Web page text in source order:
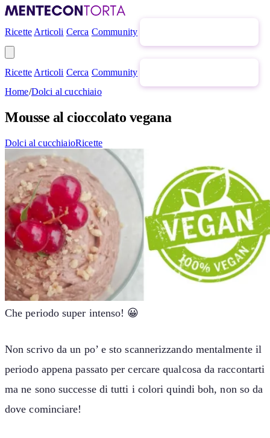
Ricette Articoli Cerca Community
Ricette Articoli Cerca Community
Home/Dolci al cucchiaio
Mousse al cioccolato vegana
Dolci al cucchiaioRicette
Che periodo super intenso! 😀
Non scrivo da un po’ e sto scannerizzando mentalmente il
periodo appena passato per cercare qualcosa da raccontarti
ma ne sono successe di tutti i colori quindi boh, non so da
dove cominciare!